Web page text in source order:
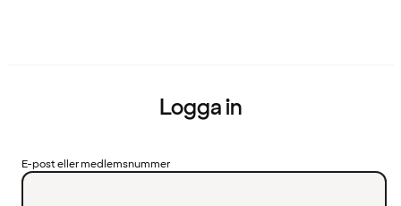
Logga in
E-post eller medlemsnummer